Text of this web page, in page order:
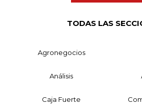
TODAS LAS
Agronegocios
Análisis
Caja Fuerte